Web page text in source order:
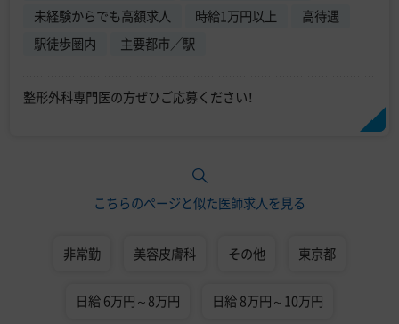
未経験からでも高額求人
時給1万円以上
高待遇
駅徒歩圏内
主要都市／駅
整形外科専門医の方ぜひご応募ください！
こちらのページと似た医師求人を見る
非常勤 美容皮膚科 その他 東京都
日給 6万円～8万円 日給 8万円～10万円